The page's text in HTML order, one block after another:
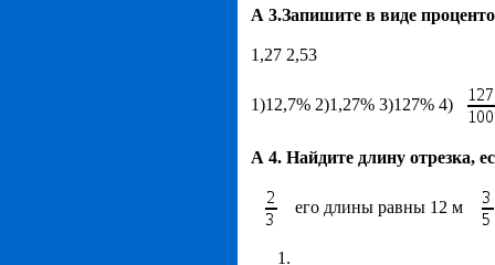
А 3.Запишите в виде
1,27 2,53
1)12,7% 2)1,27% 3)127% 4)
А 4. Найдите длину отрезка,
его длины равны 12 м